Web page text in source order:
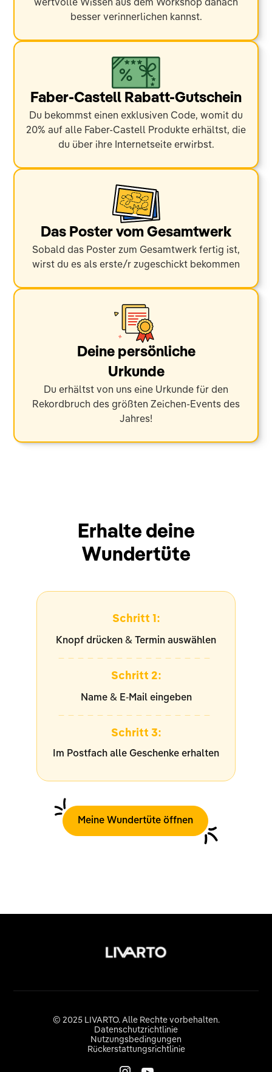
wertvolle Wissen aus dem Workshop danach
besser verinnerlichen kannst.
Faber-Castell Rabatt-Gutschein
Du bekommst einen exklusiven Code, womit du
20% auf alle Faber-Castell Produkte erhältst, die
du über ihre Internetseite erwirbst.
Das Poster vom Gesamtwerk
Sobald das Poster zum Gesamtwerk fertig ist,
wirst du es als erste/r zugeschickt bekommen
Deine persönliche
Urkunde
Du erhältst von uns eine Urkunde für den
Rekordbruch des größten Zeichen-Events des
Jahres!
Erhalte deine
Wundertüte
Schritt 1:
Knopf drücken & Termin auswählen
Schritt 2:
Name &E-Mail eingeben
Schritt 3:
Im Postfach alle Geschenke erhalten
Meine Wundertüte öffnen
© 2025 LIVARTO. Alle Rechte vorbehalten.
Datenschutzrichtlinie
Nutzungsbedingungen
Rückerstattungsrichtlinie